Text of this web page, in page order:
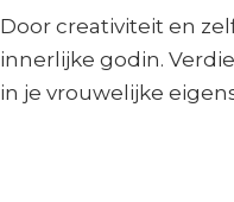
Door creativiteit en
innerlijke godin.
in je vrouwelijke